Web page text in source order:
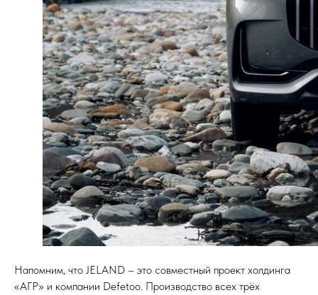
Напомним, что JELAND – это совместный проект холдинга
«АГР» и компании Defetoo. Производство всех трёх